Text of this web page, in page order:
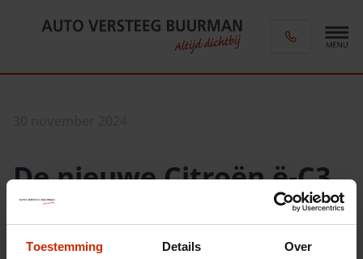
Toestemming Details Over
De nieuwe Citroën ë-C3
nu beschikbaar voor
proefritten